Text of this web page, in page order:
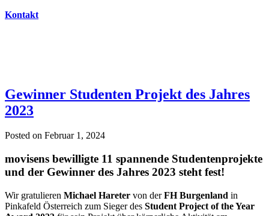
Kontakt
Gewinner Studenten Projekt des Jahres
2023
Posted on Februar 1, 2024
movisens bewilligte 11 spannende Studentenprojekte
und der Gewinner des Jahres 2023 steht fest!
Wir gratulieren Michael Hareter von derFH Burgenland in
Pinkafeld Österreich zum Sieger des Student Project of the Year